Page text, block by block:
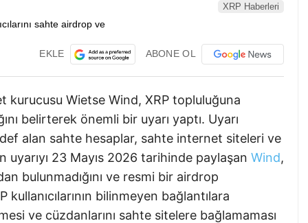
XRP Haberleri
EKLE ABONE OL
kurucusu Wietse Wind, XRP topluluğuna
belirterek önemli bir uyarı yaptı. Uyarı
alan sahte hesaplar, sahte internet siteleri ve
uyarıyı 23 Mayıs 2026 tarihinde paylaşan Wind,
bulunmadığını ve resmi bir airdrop
kullanıcılarının bilinmeyen bağlantılara
ve cüzdanlarını sahte sitelere bağlamaması